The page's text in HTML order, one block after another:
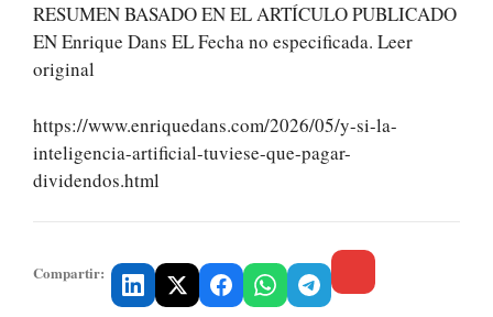
RESUMEN BASADO EN EL ARTÍCULO PUBLICADO
EN Enrique Dans EL Fecha no especificada. Leer
original
https://www.enriquedans.com/2026/05/y-si-la-
inteligencia-artificial-tuviese-que-pagar-
dividendos.html
Compartir: